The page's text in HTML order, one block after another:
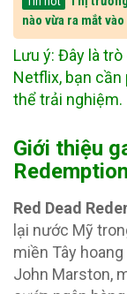
nào vừa ra mắt
Lưu ý: Đây là
Netflix, bạn
thể trải nghiệm.
Giới thiệu
Red Dead
lại nước Mỹ
miền Tây
John Marston,